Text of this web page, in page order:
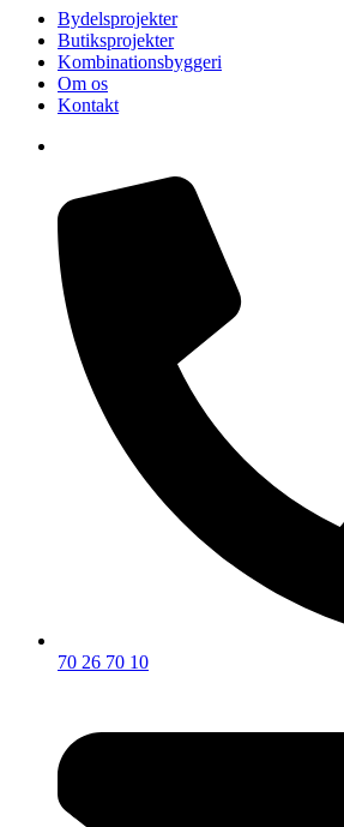
Bydelsprojekter
Butiksprojekter
Kombinationsbyggeri
Om os
Kontakt
70 26 70 10